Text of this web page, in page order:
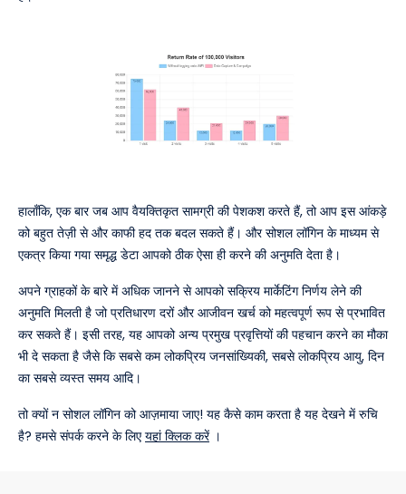
हालाँकि, एक बार जब आप वैयक्तिकृत सामग्री की पेशकश करते हैं, तो आप इस आंकड़े
को बहुत तेज़ी से और काफी हद तक बदल सकते हैं। और सोशल लॉगिन के माध्यम से
एकत्र किया गया समृद्ध डेटा आपको ठीक ऐसा ही करने की अनुमति देता है।
अपने ग्राहकों के बारे में अधिक जानने से आपको सक्रिय मार्केटिंग निर्णय लेने की
अनुमति मिलती है जो प्रतिधारण दरों और आजीवन खर्च को महत्वपूर्ण रूप से प्रभावित
कर सकते हैं। इसी तरह, यह आपको अन्य प्रमुख प्रवृत्तियों की पहचान करने का मौका
भी दे सकता है जैसे कि सबसे कम लोकप्रिय जनसांख्यिकी, सबसे लोकप्रिय आयु, दिन
का सबसे व्यस्त समय आदि।
तो क्यों न सोशल लॉगिन को आज़माया जाए! यह कैसे काम करता है यह देखने में रुचि
है? हमसे संपर्क करने के लिएयहां क्लिक करें।